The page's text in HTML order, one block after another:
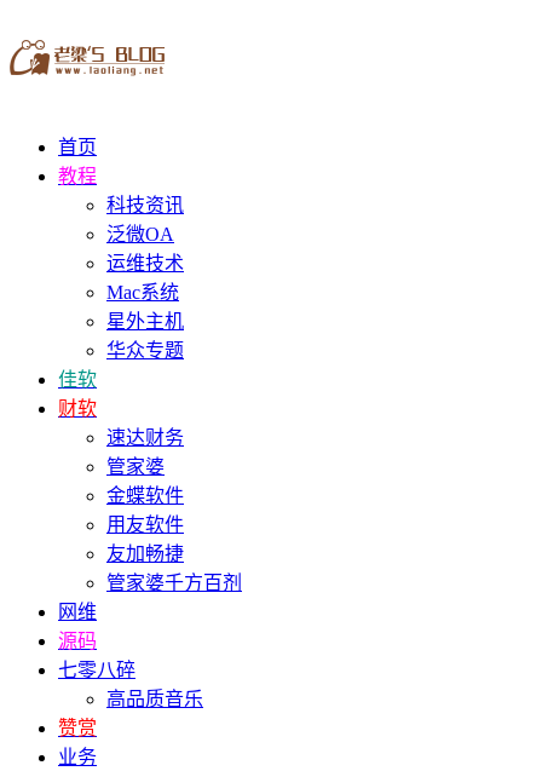
首页
教程
科技资讯
泛微OA
运维技术
Mac系统
星外主机
华众专题
佳软
财软
速达财务
管家婆
金蝶软件
用友软件
友加畅捷
管家婆千方百剂
网维
源码
七零八碎
高品质音乐
赞赏
业务